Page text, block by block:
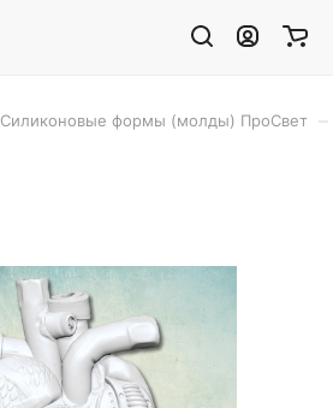
Силиконовые формы (молды) ПроСвет